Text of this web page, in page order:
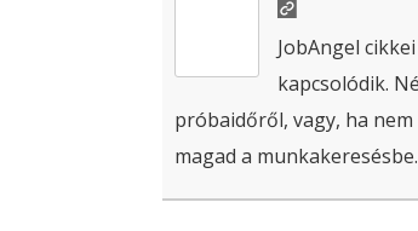
JobAngel
kapcsolódik.
próbaidőről, vagy, ha
magad a munkakeresésbe.